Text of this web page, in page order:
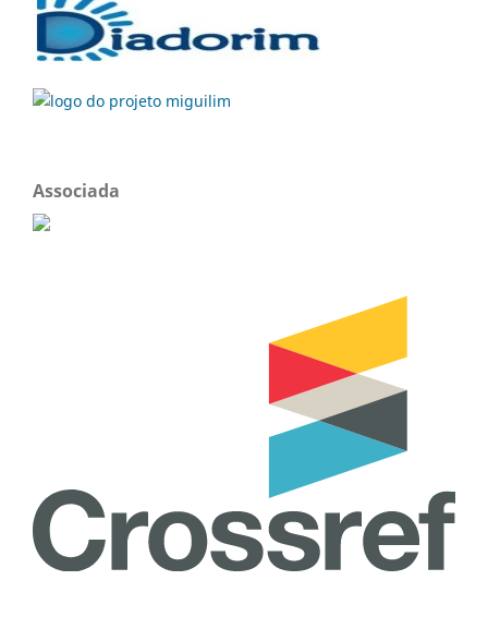
Associada